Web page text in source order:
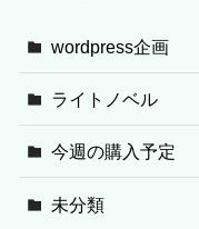
wordpress企画
ライトノベル
今週の購入予定
未分類